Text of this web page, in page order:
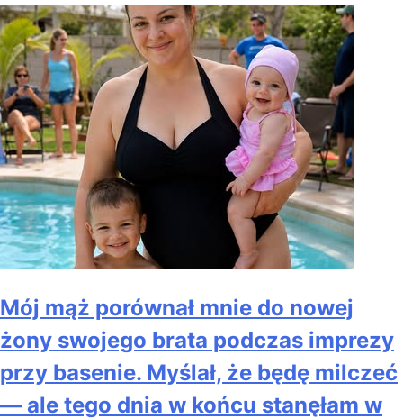
Mój mąż porównał mnie do nowej
żony swojego brata podczas imprezy
przy basenie. Myślał, że będę milczeć
— ale tego dnia w końcu stanęłam w